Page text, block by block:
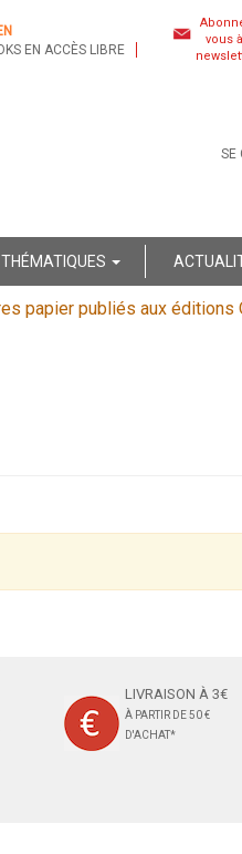
EN ACCÈS LIBRE
vous
SE
THÉMATIQUES
papier publiés aux éditions
LIVRAISON À 3€
À PARTIR DE 50 €
D'ACHAT*